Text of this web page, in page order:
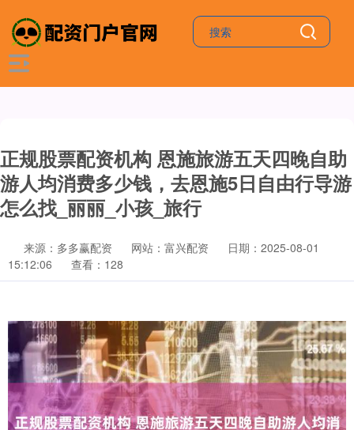
正规股票配资机构 恩施旅游五天四晚自助
游人均消费多少钱，去恩施5日自由行导游
怎么找_丽丽_小孩_旅行
来源：多多赢配资 网站：富兴配资
日期：2025-08-01
15:12:06
查看：128